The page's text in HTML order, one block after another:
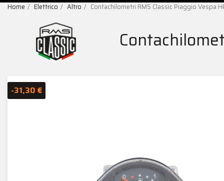
Home Elettrico Altro Contachilometri RMS Classic Piaggio Vespa
-31,30 €